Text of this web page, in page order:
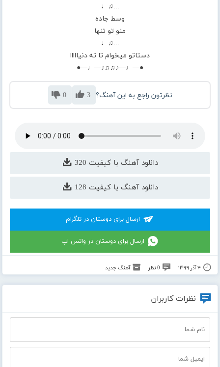
...♫♩
وسط جاده
منو تو تنها
...♫♩
دستاتو میخوام تا ته دنیااااا
●—♩—♪♫♫♪—♩—●
نظرتون راجع به این آهنگ؟ 3
0
دانلود آهنگ با کیفیت 320
دانلود آهنگ با کیفیت 128
ارسال برای دوستان در تلگرام
ارسال برای دوستان در واتس اپ
۴ آذر ۱۳۹۹ 0 نظر آهنگ جدید
نظرات کاربران